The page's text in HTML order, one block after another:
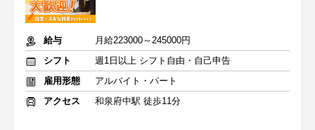
給与
月給223000～245000円
シフト
週1日以上 シフト自由・自己申告
雇用形態
アルバイト・パート
アクセス
和泉府中駅 徒歩11分